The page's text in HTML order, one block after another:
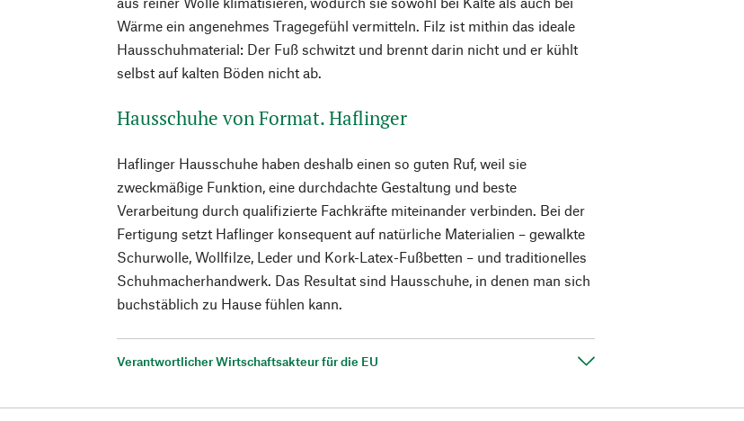
Wärme ein angenehmes Tragegefühl vermitteln. Filz ist mithin das ideale
Hausschuhmaterial: Der Fuß schwitzt und brennt darin nicht und er kühlt
selbst auf kalten Böden nicht ab.
Hausschuhe von Format. Haflinger
Haflinger Hausschuhe haben deshalb einen so guten Ruf, weil sie
zweckmäßige Funktion, eine durchdachte Gestaltung und beste
Verarbeitung durch qualifizierte Fachkräfte miteinander verbinden. Bei der
Fertigung setzt Haflinger konsequent auf natürliche Materialien – gewalkte
Schurwolle, Wollfilze, Leder und Kork-Latex-Fußbetten – und traditionelles
Schuhmacherhandwerk. Das Resultat sind Hausschuhe, in denen man sich
buchstäblich zu Hause fühlen kann.
Verantwortlicher Wirtschaftsakteur für die EU